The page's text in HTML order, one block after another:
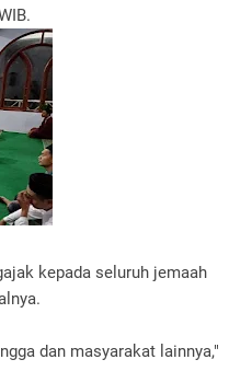
kepada seluruh jemaah
dan masyarakat lainnya,"